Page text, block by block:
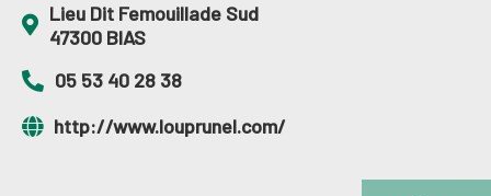
Lieu Dit Femouillade Sud
47300 BIAS
05 53 40 28 38
http://www.louprunel.com/